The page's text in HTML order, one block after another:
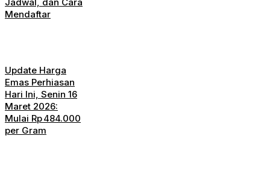
Mendaftar
Update Harga
Emas Perhiasan
Hari Ini, Senin 16
Maret 2026:
Mulai Rp 484.000
per Gram